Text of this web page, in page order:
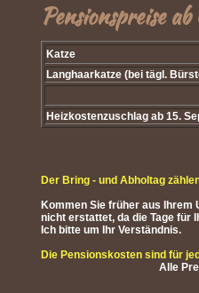
Pensionspreise
Katze
Langhaarkatze (bei tägl.
Heizkostenzuschlag ab 15.
Der Bring - und Abholtag
Kommen Sie früher aus
nicht erstattet, da die Tage für
Ich bitte um Ihr Verständnis.
Die Pensionskosten sind für
Alle